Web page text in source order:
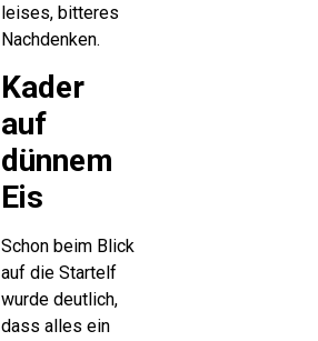
leises, bitteres
Nachdenken.
Kader
auf
dünnem
Eis
Schon beim Blick
auf die Startelf
wurde deutlich,
dass alles ein